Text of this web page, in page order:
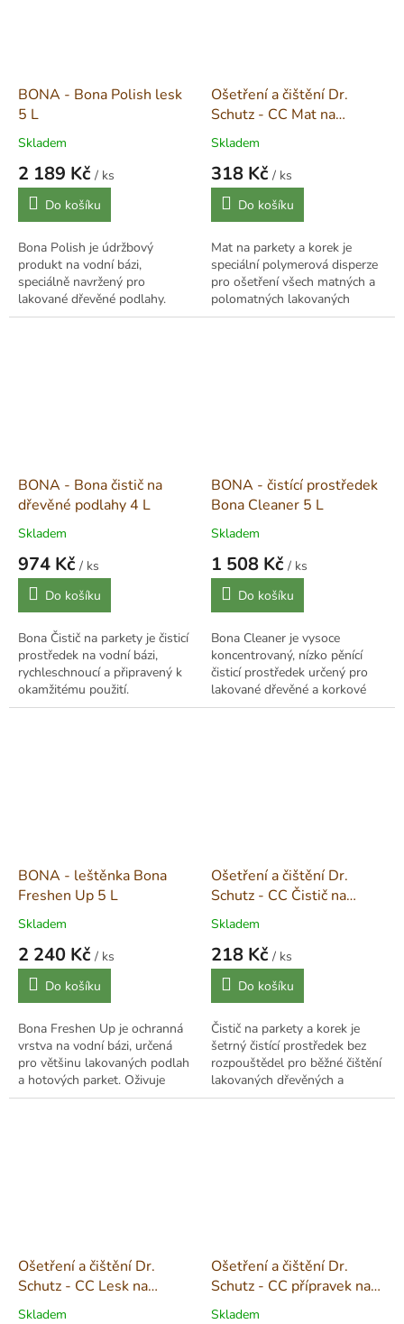
BONA - Bona Polish lesk
5 L
Skladem
2 189 Kč / ks
Měrná
cena: Do košíku
Bona Polish je údržbový
produkt na vodní bázi,
speciálně navržený pro
lakované dřevěné podlahy.
Poskytuje vynikající přilnavost,
Ošetření a čištění Dr.
Schutz - CC Mat na
parkety a korek - 750 ml
Skladem
318 Kč / ks
Měrná
cena: Do košíku
Mat na parkety a korek je
speciální polymerová disperze
pro ošetření všech matných a
polomatných lakovaných
dřevěných a korkových podlah.
BONA - Bona čistič na
dřevěné podlahy 4 L
Skladem
974 Kč / ks
Měrná
cena: Do košíku
Bona Čistič na parkety je čisticí
prostředek na vodní bázi,
rychleschnoucí a připravený k
okamžitému použití.
Nezanechává žádné zbytky
BONA - čistící prostředek
Bona Cleaner 5 L
Skladem
1 508 Kč / ks
Měrná
cena: Do košíku
Bona Cleaner je vysoce
koncentrovaný, nízko pěnící
čisticí prostředek určený pro
lakované dřevěné a korkové
podlahy. Efektivně odstraňuje
BONA - leštěnka Bona
Freshen Up 5 L
Skladem
2 240 Kč / ks
Měrná
cena: Do košíku
Bona Freshen Up je ochranná
vrstva na vodní bázi, určená
pro většinu lakovaných podlah
a hotových parket. Oživuje
poškrábané a matné povrchy a
Ošetření a čištění Dr.
Schutz - CC Čistič na
parkety a korek - 750 ml
Skladem
218 Kč / ks
Měrná
cena: Do košíku
Čistič na parkety a korek je
šetrný čistící prostředek bez
rozpouštědel pro běžné čištění
lakovaných dřevěných a
korkových podlah. Rozpouští
Ošetření a čištění Dr.
Schutz - CC Lesk na
parkety a korek - 5 L
Skladem
Ošetření a čištění Dr.
Schutz - CC přípravek na
čištění laminátů - 750 ml
Skladem